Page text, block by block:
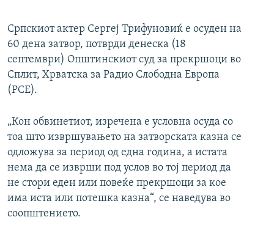
Српскиот актер Сергеј Трифуновиќ е осуден на
60 дена затвор, потврди денеска (18
септември) Општинскиот суд за прекршоци во
Сплит, Хрватска за Радио Слободна Европа
(РСЕ).
„Кон обвинетиот, изречена е условна осуда со
тоа што извршувањето на затворската казна се
одложува за период од една година, а истата
нема да се изврши под услов во тој период да
не стори еден или повеќе прекршоци за кое
има иста или потешка казна“, се наведува во
соопштението.